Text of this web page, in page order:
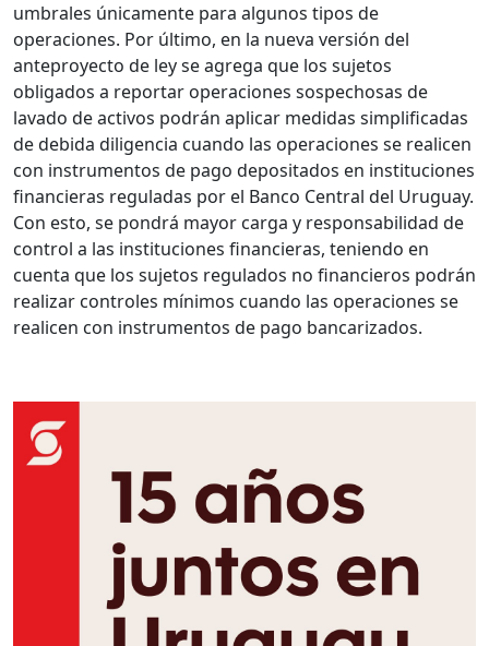
umbrales únicamente para algunos tipos de
operaciones. Por último, en la nueva versión del
anteproyecto de ley se agrega que los sujetos
obligados a reportar operaciones sospechosas de
lavado de activos podrán aplicar medidas simplificadas
de debida diligencia cuando las operaciones se realicen
con instrumentos de pago depositados en instituciones
financieras reguladas por el Banco Central del Uruguay.
Con esto, se pondrá mayor carga y responsabilidad de
control a las instituciones financieras, teniendo en
cuenta que los sujetos regulados no financieros podrán
realizar controles mínimos cuando las operaciones se
realicen con instrumentos de pago bancarizados.